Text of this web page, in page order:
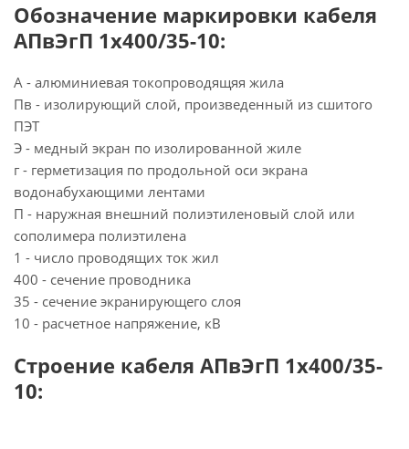
Обозначение маркировки кабеля
АПвЭгП 1х400/35-10:
А - алюминиевая токопроводящяя жила
Пв - изолирующий слой, произведенный из сшитого
ПЭТ
Э - медный экран по изолированной жиле
г - герметизация по продольной оси экрана
водонабухающими лентами
П - наружная внешний полиэтиленовый слой или
сополимера полиэтилена
1 - число проводящих ток жил
400 - сечение проводника
35 - сечение экранирующего слоя
10 - расчетное напряжение, кВ
Строение кабеля АПвЭгП 1х400/35-
10: